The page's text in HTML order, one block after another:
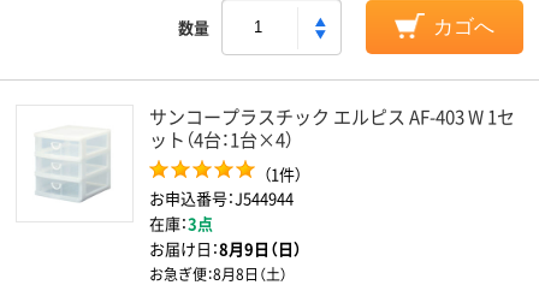
数量 カゴへ
サンコープラスチック エルピス AF-403 W 1セ
ット（4台：1台×4）
（1件）
お申込番号：J544944
在庫：3点
お届け日：8月9日（日）
お急ぎ便：8月8日（土）